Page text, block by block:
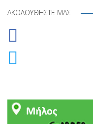
ΑΚΟΛΟΥΘΉΣΤΕ ΜΑΣ